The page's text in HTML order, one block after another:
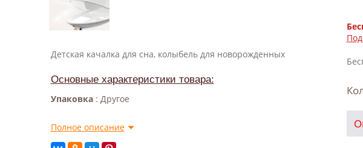
Детская качалка для сна, колыбель для новорожденных
Основные характеристики товара:
Упаковка : Другое
Полное описание